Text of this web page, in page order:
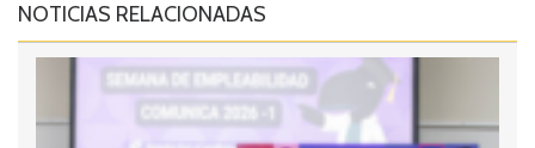
NOTICIAS RELACIONADAS